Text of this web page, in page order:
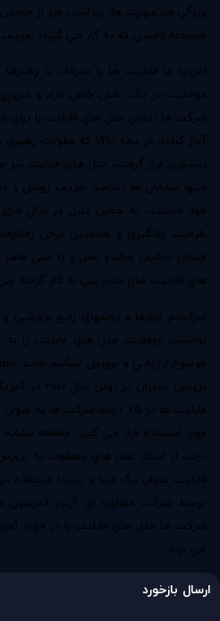
ويژگي ها، مهارت ها، برداشت فرد از
مجموعه دانشي که به کار مي گيرد، تعريف
امروزه ما قابليت ها را مترادف با
شرکت ها تدوين مدل هاي قابليت را براي
آغاز کردند. در دهه 1990
بيشتري قرار گرفت، مدل هاي قابليت نيز
اينها سازمان ها نيازمند تعريف روشن و
خود هستند، به همين دليل در سال هاي
ظرفيت يادگيري و همچنين برخي
فقدان تجانس حرف و عمل و يا حتي ظاهر
هاي قابليت هاي مديريتي به کار گرفته
توانست موقعيت مدل هاي قابليت را
موضوع ارزيابي و پرورش تحکيم نمايد.
پرورش
قابليت ها در 75 درصد شرکت ها
درصد از ابتکار عمل هاي معطوف به
قابليت عنوان يک مبنا و زيربنا
توسط شرکت مشاوره اي آرتور اندرسون
شرکت ها مدل هاي قابليت را در حوزه
مي برند .
ارسال بازخورد